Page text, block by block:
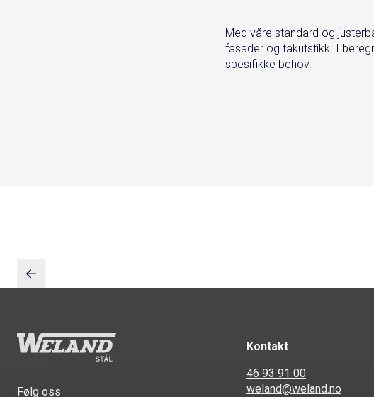
Med våre standard og
fasader og takutstikk. I
spesifikke behov.
Følg oss
Kontakt
46 93 91 00
weland@weland.no